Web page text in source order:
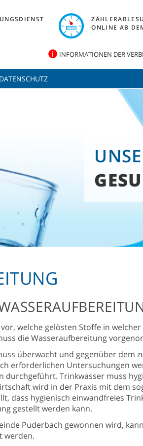
ONLINE AB
INFORMATIONEN DER
DATENSCHUTZ
welche gelösten Stoffe in
die Wasseraufbereitung
überwacht und gegenüber dem
erforderlichen Untersuchungen
Trinkwasser muss
wird in der Praxis mit dem
dass hygienisch einwandfreies
gestellt werden kann.
Puderbach gewonnen wird,
werden.